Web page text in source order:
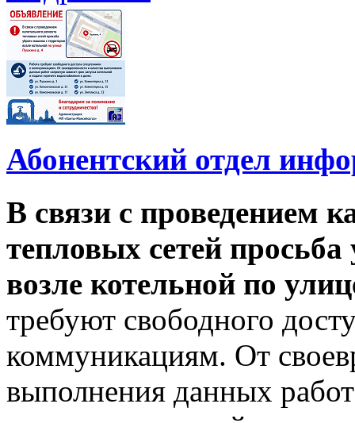
Абонентский отдел
В связи с проведением
тепловых сетей
возле котельной по
требуют свободного
коммуникациям. От
выполнения данных